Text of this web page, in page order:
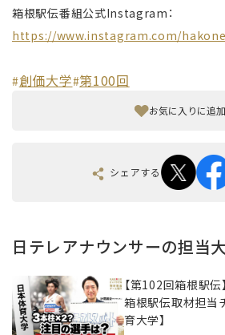
箱根駅伝番組公式Instagram：
https://www.instagram.com/
#創価大学#第100回
お気に入りに追加
シェアする
日テレアナウンサーの担当
【第102回箱根駅
箱根駅伝取材担当
育大学】